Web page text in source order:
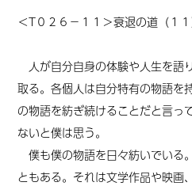
＜T０２６－１１ ＞衰退の道（１
人が自分自身の体験や人生を語
取る。各個人は自分特有の物語を
の物語を紡ぎ続けることだと言っ
ないと僕は思う。
僕も僕の物語を日々紡いでいる
ともある。それは文学作品や映画